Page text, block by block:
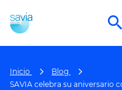
search
Inicio
Blog
SAVIA celebra su aniversario